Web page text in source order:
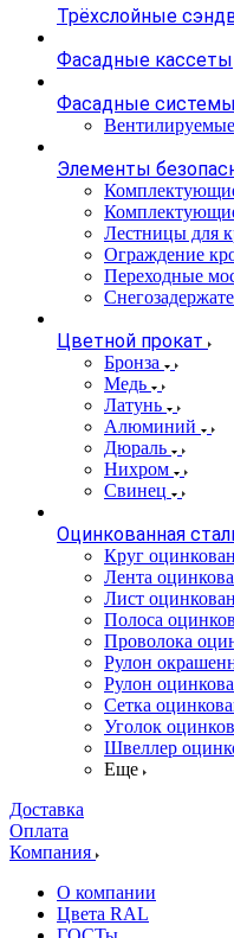
Трёхслойные
Фасадные кассеты
Фасадные системы
Элементы
Лестницы для
Ограждение
Переходные
Цветной прокат
Бронза
Медь
Латунь
Алюминий
Дюраль
Нихром
Свинец
Оцинкованная
Круг
Лента
Лист
Полоса
Проволока
Рулон
Рулон
Сетка
Уголок
Швеллер
Еще
Доставка
Оплата
Компания
О компании
Цвета RAL